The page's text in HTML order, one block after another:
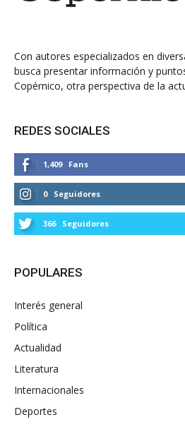
Con autores especializados en
busca presentar información y
Copérnico, otra perspectiva de la
REDES SOCIALES
1,409 Fans
0 Seguidores
366 Seguidores
POPULARES
Interés general
Política
Actualidad
Literatura
Internacionales
Deportes